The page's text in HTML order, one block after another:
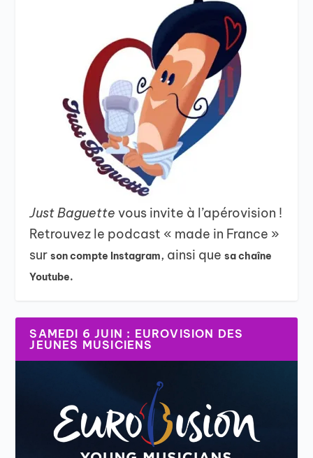
Just Baguettevous invite à l’apérovision !
Retrouvez le podcast « made in France »
surson compte Instagram, ainsi quesa chaîne
Youtube.
SAMEDI 6 JUIN : EUROVISION DES
JEUNES MUSICIENS